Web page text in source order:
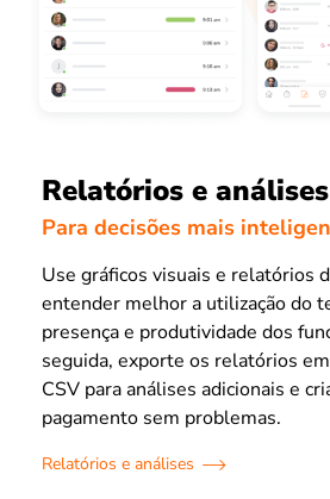
Relatórios e
Para decisões mais
Use gráficos visuais e relatórios
entender melhor a utilização do
presença e produtividade dos
seguida, exporte os relatórios
CSV para análises adicionais e
pagamento sem problemas.
Relatórios e análises